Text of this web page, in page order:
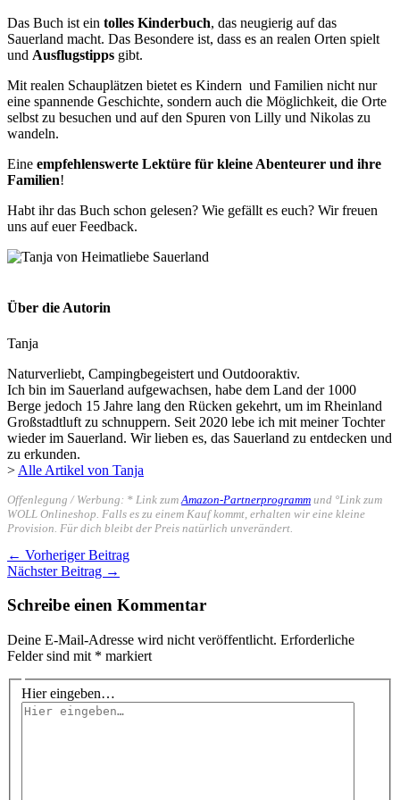
Das Buch ist ein tolles Kinderbuch, das neugierig auf das
Sauerland macht. Das Besondere ist, dass es an realen Orten spielt
und Ausflugstipps gibt.
Mit realen Schauplätzen bietet es Kindern und Familien nicht nur
eine spannende Geschichte, sondern auch die Möglichkeit, die Orte
selbst zu besuchen und auf den Spuren von Lilly und Nikolas zu
wandeln.
Eine empfehlenswerte Lektüre für kleine Abenteurer und ihre
Familien!
Habt ihr das Buch schon gelesen? Wie gefällt es euch? Wir freuen
uns auf euer Feedback.
Über die Autorin
Tanja
Naturverliebt, Campingbegeistert und Outdooraktiv.
Ich bin im Sauerland aufgewachsen, habe dem Land der 1000
Berge jedoch 15 Jahre lang den Rücken gekehrt, um im Rheinland
Großstadtluft zu schnuppern. Seit 2020 lebe ich mit meiner Tochter
wieder im Sauerland. Wir lieben es, das Sauerland zu entdecken und
zu erkunden.
> Alle Artikel von Tanja
Offenlegung / Werbung: * Link zum Amazon-Partnerprogramm und °Link zum
WOLL Onlineshop. Falls es zu einem Kauf kommt, erhalten wir eine kleine
Provision. Für dich bleibt der Preis natürlich unverändert.
← Vorheriger Beitrag
Nächster Beitrag →
Schreibe einen Kommentar
Deine E-Mail-Adresse wird nicht veröffentlicht. Erforderliche
Felder sind mit * markiert
Hier eingeben…